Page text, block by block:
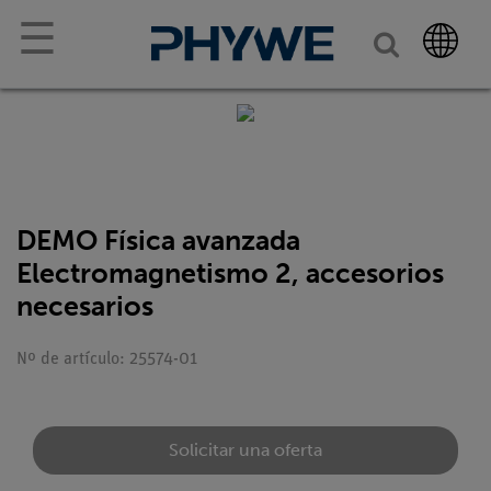
☰
DEMO Física avanzada
Electromagnetismo 2, accesorios
necesarios
Nº de artículo: 25574-01
Solicitar una oferta